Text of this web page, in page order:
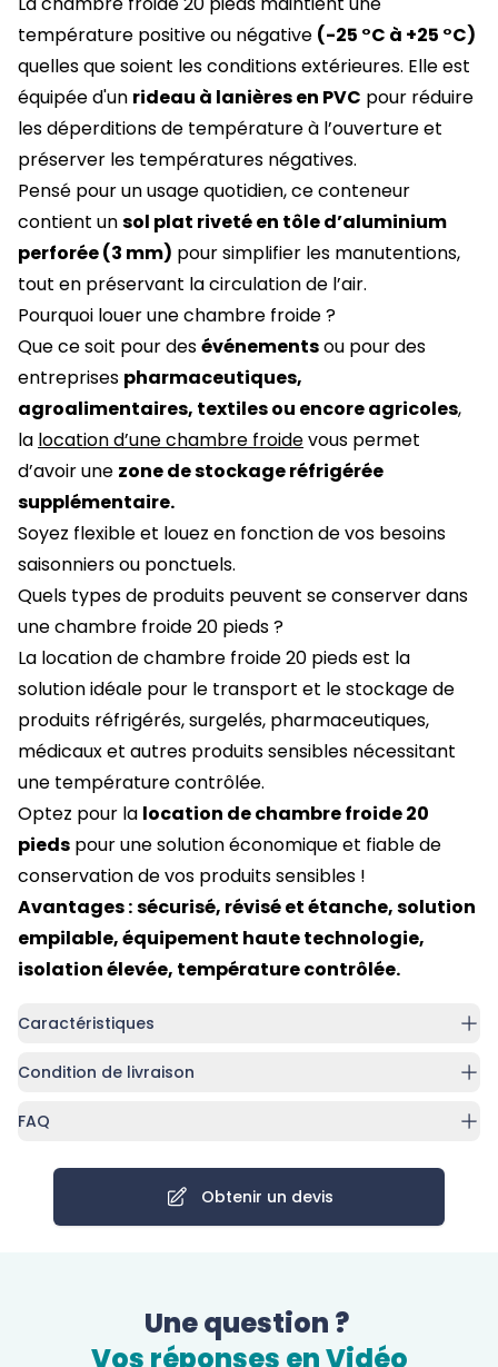
température positive ou négative (-25 °C à +25 °C)
quelles que soient les conditions extérieures. Elle est
équipée d'un rideau à lanières en PVC pour réduire
les déperditions de température à l’ouverture et
préserver les températures négatives.
Pensé pour un usage quotidien, ce conteneur
contient unsol plat riveté en tôle d’aluminium
perforée (3 mm) pour simplifier les manutentions,
tout en préservant la circulation de l’air.
Pourquoi louer une chambre froide ?
Que ce soit pour desévénementsou pour des
entreprises pharmaceutiques,
agroalimentaires, textiles ou encore agricoles,
la location d’une chambre froidevous permet
d’avoir une zone de stockage réfrigérée
supplémentaire.
Soyez flexible et louez en fonction de vos besoins
saisonniers ou ponctuels.
Quels types de produits peuvent se conserver dans
une chambre froide 20 pieds ?
La location de chambre froide 20 pieds est la
solution idéale pour le transport et le stockage de
produits réfrigérés, surgelés, pharmaceutiques,
médicaux et autres produits sensibles nécessitant
une température contrôlée.
Optez pour la location de chambre froide 20
pieds pour une solution économique et fiable de
conservation de vos produits sensibles !
Avantages :sécurisé, révisé et étanche, solution
empilable, équipement haute technologie,
isolation élevée, température contrôlée.
Caractéristiques
Condition de livraison
FAQ
Obtenir un devis
Une question ?
Vos réponses en Vidéo